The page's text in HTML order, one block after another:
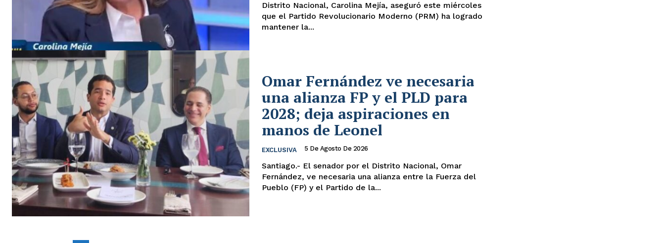
Distrito Nacional, Carolina Mejía, aseguró este miércoles
que el Partido Revolucionario Moderno (PRM) ha logrado
mantener la...
Omar Fernández ve necesaria
una alianza FP y el PLD para
2028; deja aspiraciones en
manos de Leonel
EXCLUSIVA 5 De Agosto De 2026
Santiago.- El senador por el Distrito Nacional, Omar
Fernández, ve necesaria una alianza entre la Fuerza del
Pueblo (FP) y el Partido de la...